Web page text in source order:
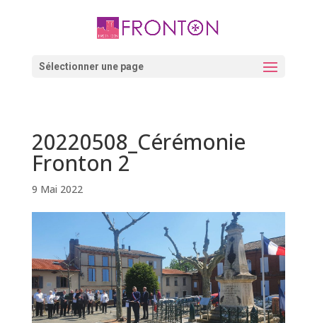
Sélectionner une page
20220508_Cérémonie
Fronton 2
9 Mai 2022